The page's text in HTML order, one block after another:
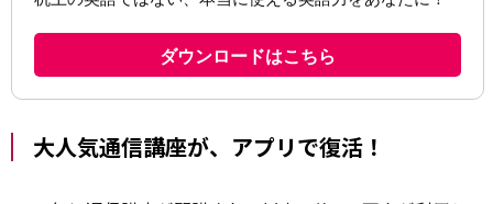
大人気通信講座が、アプリで復活！